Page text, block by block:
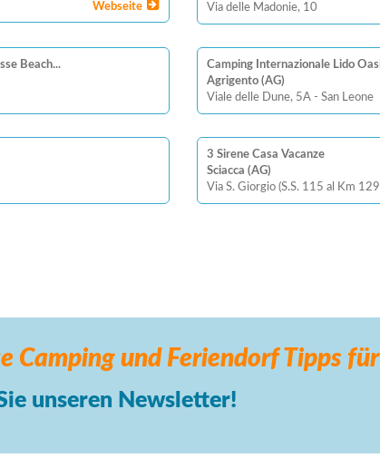
Webseite
Via delle Madonie, 10
Beach...
Camping Internazionale Lido
Agrigento (AG)
Viale delle Dune, 5A - San Leone
3 Sirene Casa Vacanze
Sciacca (AG)
Via S. Giorgio (S.S. 115 al Km
Camping und FeriendorfTipps für
unseren Newsletter!